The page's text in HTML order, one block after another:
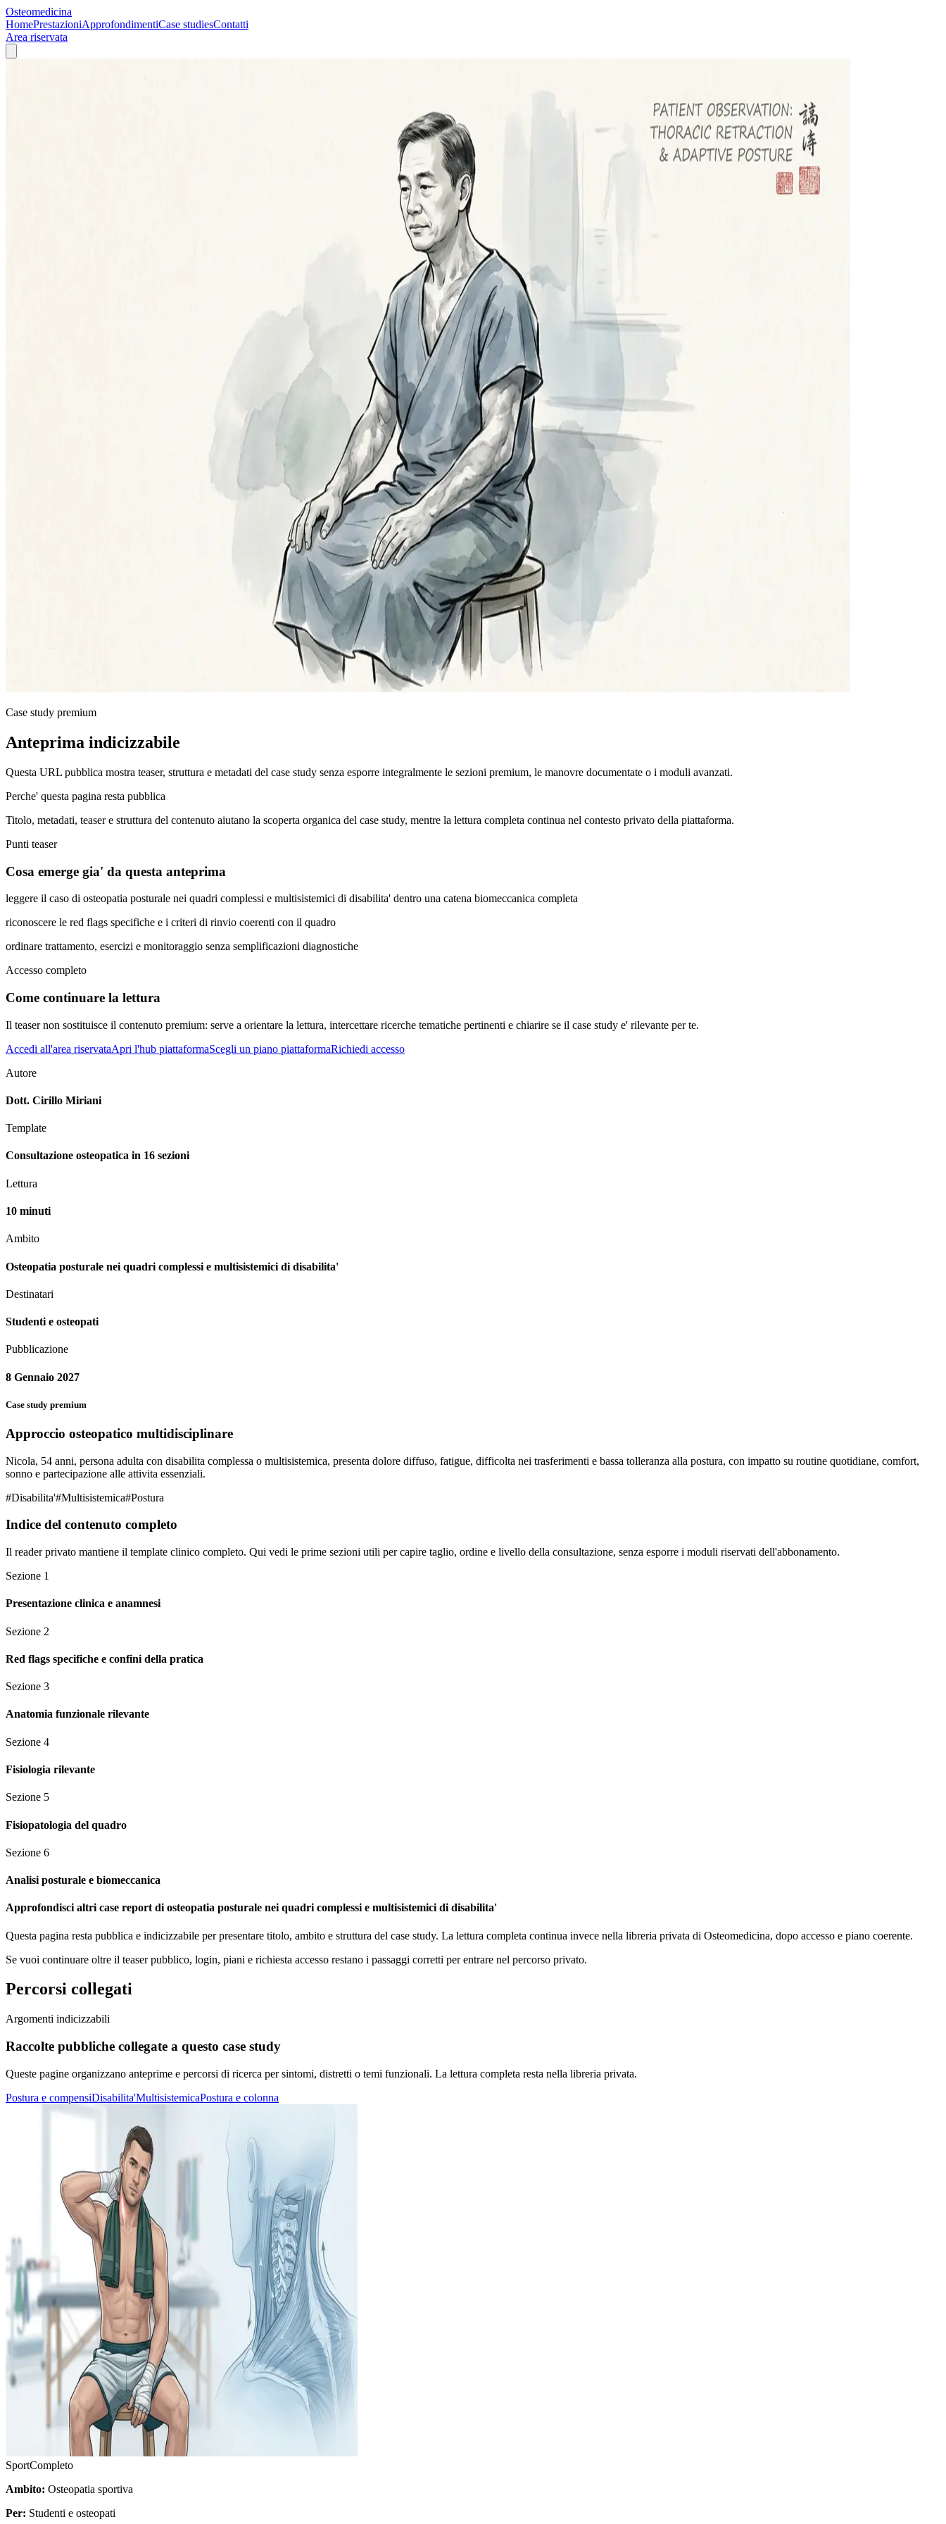
Osteomedicina
HomePrestazioniApprofondimentiCase studiesContatti
Area riservata
Case study premium
Anteprima indicizzabile
Questa URL pubblica mostra teaser, struttura e metadati del case study senza esporre integralmente le sezioni premium, le manovre documentate o i moduli avanzati.
Perche' questa pagina resta pubblica
Titolo, metadati, teaser e struttura del contenuto aiutano la scoperta organica del case study, mentre la lettura completa continua nel contesto privato della piattaforma.
Punti teaser
Cosa emerge gia' da questa anteprima
leggere il caso di osteopatia posturale nei quadri complessi e multisistemici di disabilita' dentro una catena biomeccanica completa
riconoscere le red flags specifiche e i criteri di rinvio coerenti con il quadro
ordinare trattamento, esercizi e monitoraggio senza semplificazioni diagnostiche
Accesso completo
Come continuare la lettura
Il teaser non sostituisce il contenuto premium: serve a orientare la lettura, intercettare ricerche tematiche pertinenti e chiarire se il case study e' rilevante per te.
Accedi all'area riservataApri l'hub piattaformaScegli un piano piattaformaRichiedi accesso
Autore
Dott. Cirillo Miriani
Template
Consultazione osteopatica in 16 sezioni
Lettura
10 minuti
Ambito
Osteopatia posturale nei quadri complessi e multisistemici di disabilita'
Destinatari
Studenti e osteopati
Pubblicazione
8 Gennaio 2027
Case study premium
Approccio osteopatico multidisciplinare
Nicola, 54 anni, persona adulta con disabilita complessa o multisistemica, presenta dolore diffuso, fatigue, difficolta nei trasferimenti e bassa tolleranza alla postura, con impatto su routine quotidiane, comfort,
sonno e partecipazione alle attivita essenziali.
#Disabilita'#Multisistemica#Postura
Indice del contenuto completo
Il reader privato mantiene il template clinico completo. Qui vedi le prime sezioni utili per capire taglio, ordine e livello della consultazione, senza esporre i moduli riservati dell'abbonamento.
Sezione 1
Presentazione clinica e anamnesi
Sezione 2
Red flags specifiche e confini della pratica
Sezione 3
Anatomia funzionale rilevante
Sezione 4
Fisiologia rilevante
Sezione 5
Fisiopatologia del quadro
Sezione 6
Analisi posturale e biomeccanica
Approfondisci altri case report di osteopatia posturale nei quadri complessi e multisistemici di disabilita'
Questa pagina resta pubblica e indicizzabile per presentare titolo, ambito e struttura del case study. La lettura completa continua invece nella libreria privata di Osteomedicina, dopo accesso e piano coerente.
Se vuoi continuare oltre il teaser pubblico, login, piani e richiesta accesso restano i passaggi corretti per entrare nel percorso privato.
Percorsi collegati
Argomenti indicizzabili
Raccolte pubbliche collegate a questo case study
Queste pagine organizzano anteprime e percorsi di ricerca per sintomi, distretti o temi funzionali. La lettura completa resta nella libreria privata.
Postura e compensiDisabilita'MultisistemicaPostura e colonna
SportCompleto
Ambito: Osteopatia sportiva
Per: Studenti e osteopati